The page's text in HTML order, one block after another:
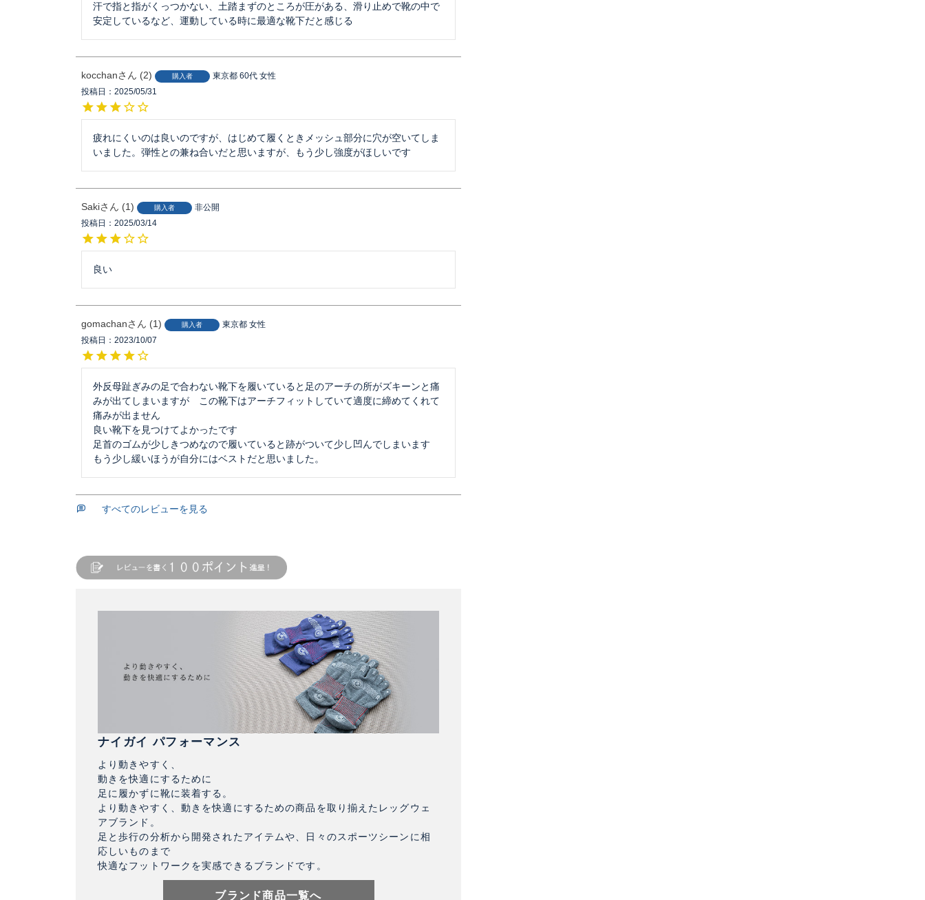
汗で指と指がくっつかない、土踏まずのところが圧がある、滑り止めで靴の中で
安定しているなど、運動している時に最適な靴下だと感じる
kocchan 2 購入者 東京都 60代 女性
投稿日
2025/05/31
疲れにくいのは良いのですが、はじめて履くときメッシュ部分に穴が空いてしま
いました。弾性との兼ね合いだと思いますが、もう少し強度がほしいです
Saki 1 購入者
非公開
投稿日
2025/03/14
良い
gomachan 1 購入者 東京都 女性
投稿日
2023/10/07
外反母趾ぎみの足で合わない靴下を履いていると足のアーチの所がズキーンと痛
みが出てしまいますが　この靴下はアーチフィットしていて適度に締めてくれて
痛みが出ません
良い靴下を見つけてよかったです
足首のゴムが少しきつめなので履いていると跡がついて少し凹んでしまいます
もう少し緩いほうが自分にはベストだと思いました。
すべてのレビューを見る
ナイガイ パフォーマンス
より動きやすく、
動きを快適にするために
足に履かずに靴に装着する。
より動きやすく、動きを快適にするための商品を取り揃えたレッグウェ
アブランド。
足と歩行の分析から開発されたアイテムや、日々のスポーツシーンに相
応しいものまで
快適なフットワークを実感できるブランドです。
ブランド商品一覧へ